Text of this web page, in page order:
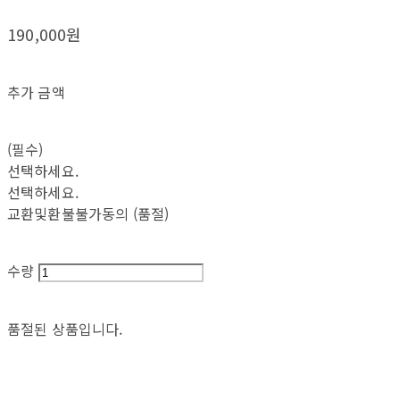
190,000원
추가 금액
(필수)
선택하세요.
선택하세요.
교환및환불불가동의 (품절)
수량
품절된 상품입니다.